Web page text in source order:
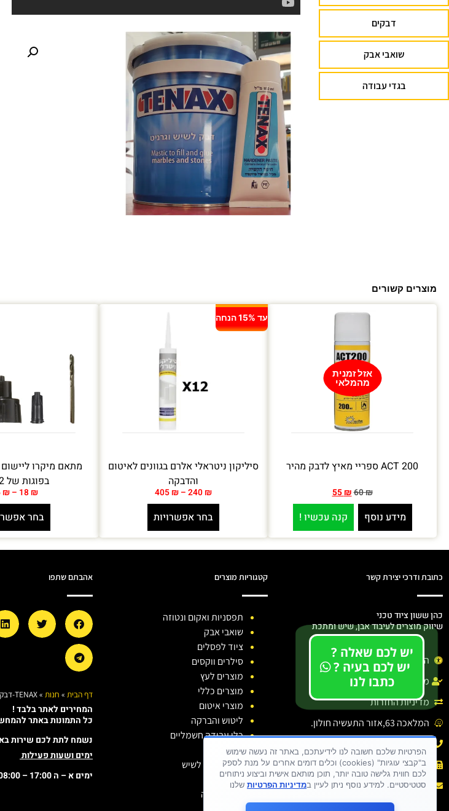
דבקים
שואבי אבק
בגדי עבודה
מוצרים קשורים
אזל זמנית
מהמלאי
ACT 200 ספריי מאיץ לדבק מהיר
60₪
55₪
מידע נוסף קנה עכשיו !
עד 15% הנחה
סיליקון ניטראלי אלרם בגוונים לאיטום
והדבקה
240 ₪
–
405 ₪
בחר אפשרויות
מתאם מיקרו
בפוגות של 2 מ”מ
18 ₪
–
₪
בחר
כתובת ודרכי יצירת קשר
כהן ששון ציוד טכני
שיווק מוצרים לעיבוד אבן, שיש ומתכת
הצהרת נגישות
מדיניות הפרטיות
מדיניות החזרות
המלאכה 63,אזור התעשיה חולון.
פקס : 03-6138810
אימייל :sason.cohen26@gmail.com
קטגוריות מוצרים
תפסניות ואקום ונטוזה
שואבי אבק
ציוד לפסלים
סילרים ווקסים
מוצרים לעץ
מוצרים כללי
מוצרי איטום
ליטוש והברקה
כלי עבודה חשמליים
כלי יהלום
חומרי ניקוי לשיש
דבקים
בגדי עבודה
אהבתם שתפו
דף הבית » חנות »TENAX-דבק שיש 6.230 ק”ג
המחירים לאתר בלבד !
כל התמונות באתר
נשמח לתת לכם שירות
ימים ושעות פעילות
ימים א – ה 17:00 – 08:00
יש לכם שאלה ?
יש לכם בעיה ?
כתבו לנו
הפרטיות שלכם חשובה לנו לידיעתכם, באתר זה נעשה שימוש
ב"קבצי עוגיות" (cookies) וכלים דומים אחרים על מנת לספק
לכם חווית גלישה טובה יותר, תוכן מותאם אישית וביצוע ניתוחים
סטטיסטיים. למידע נוסף ניתן לעיין במדיניות הפרטיות שלנו